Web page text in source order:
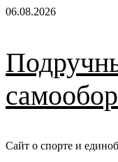
Перейти
06.08.2026
Сайт о спорте и